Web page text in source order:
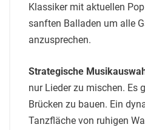
Klassiker mit aktuellen
sanften Balladen um alle
anzusprechen.
Strategische
nur Lieder zu mischen. Es
Brücken zu bauen. Ein
Tanzfläche von ruhigen